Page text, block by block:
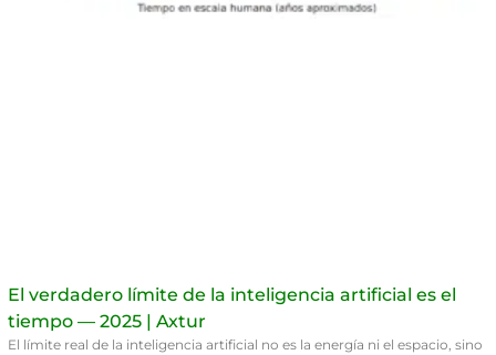
El verdadero límite de la inteligencia artificial es el
tiempo — 2025 | Axtur
El límite real de la inteligencia artificial no es la energía ni el espacio, sino